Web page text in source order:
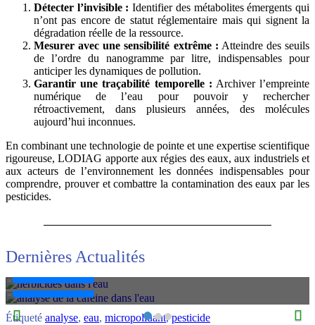
Détecter l’invisible : Identifier des métabolites émergents qui
n’ont pas encore de statut réglementaire mais qui signent la
dégradation réelle de la ressource.
Mesurer avec une sensibilité extrême : Atteindre des seuils
de l’ordre du nanogramme par litre, indispensables pour
anticiper les dynamiques de pollution.
Garantir une traçabilité temporelle : Archiver l’empreinte
numérique de l’eau pour pouvoir y rechercher
rétroactivement, dans plusieurs années, des molécules
aujourd’hui inconnues.
En combinant une technologie de pointe et une expertise scientifique
rigoureuse, LODIAG apporte aux régies des eaux, aux industriels et
aux acteurs de l’environnement les données indispensables pour
comprendre, prouver et combattre la contamination des eaux par les
pesticides.
Dernières Actualités
News
L’Ombre Chimique de nos Campagnes : Tout Savoir
sur la Présence des Herbicides dans l’Eau
européenne et sur la scène mondiale. Reconnue pour la richesse
News
La caféine dans l’eau : Le traceur universel pour
Dans l’imaginaire collectif, la caféine est synonyme de vitalité et
experts ...
Lire La Suite…
Étiqueté analyse, eau, micropolluant,pesticide